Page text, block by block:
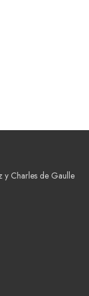
y Charles de Gaulle